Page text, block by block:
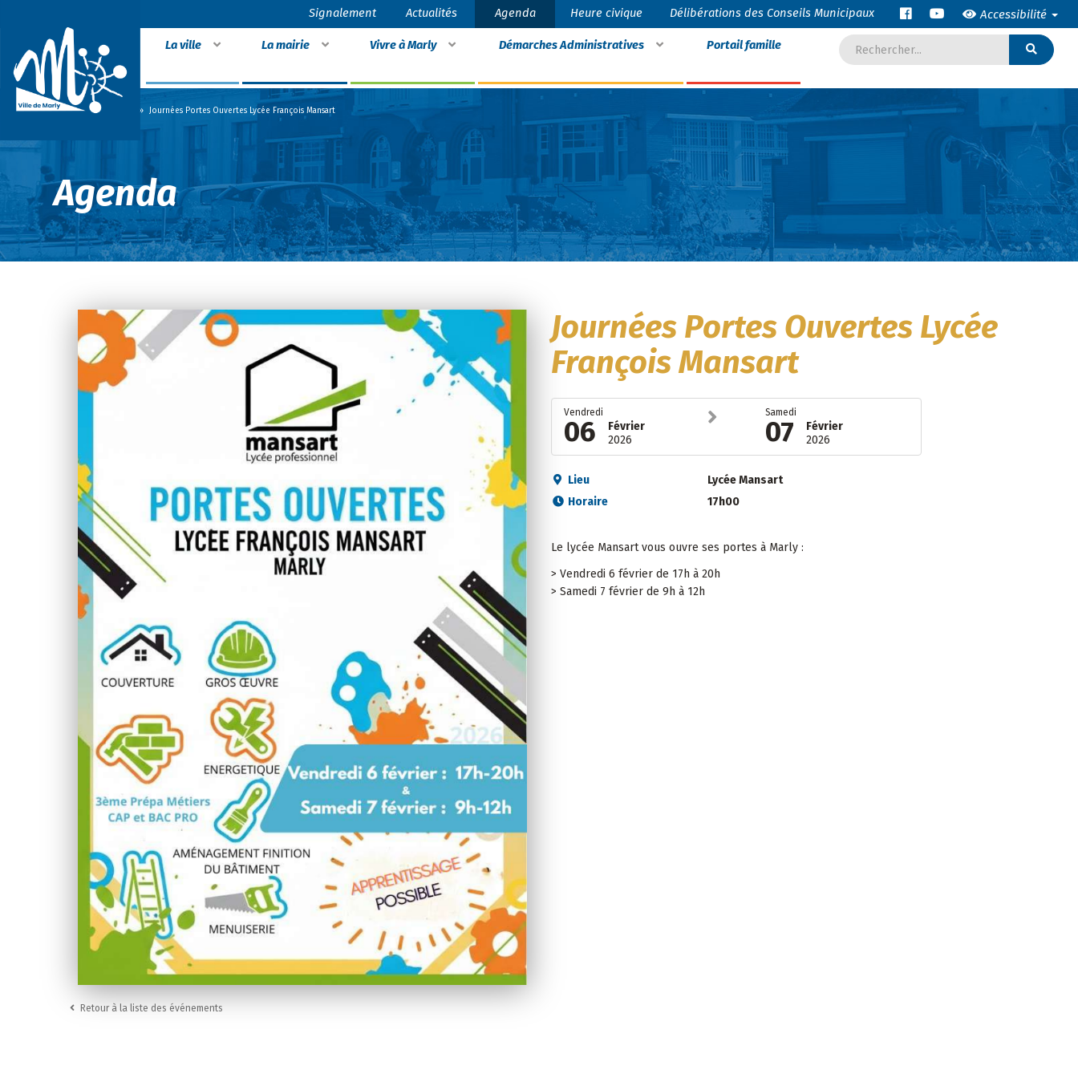
Signalement Actualités Agenda Heure civique Délibérations des Conseils Municipaux Accessibilité
La ville La mairie Vivre à Marly Démarches Administratives Portail famille
Accueil » » Journées Portes Ouvertes Lycée François Mansart
Agenda
Journées Portes Ouvertes Lycée
François Mansart
Vendredi
06
Février
2026
Samedi
07
Février
2026
Lieu
Lycée Mansart
Horaire
17h00
Le lycée Mansart vous ouvre ses portes à Marly :
> Vendredi 6 février de 17h à 20h
> Samedi 7 février de 9h à 12h
Retour à la liste des événements